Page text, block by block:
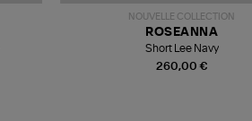
NOUVELLE COLLECTION
260,00 €
ROSEANNA
Short Lee Navy